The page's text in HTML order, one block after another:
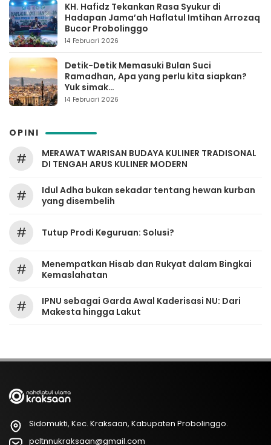
KH. Hafidz Tekankan Rasa Syukur di
Hadapan Jama’ah Haflatul Imtihan Arrozaq
Bucor Probolinggo
14 Februari 2026
Detik-Detik Memasuki Bulan Suci
Ramadhan, Apa yang perlu kita siapkan?
Yuk simak…
14 Februari 2026
OPINI
#
MERAWAT WARISAN BUDAYA KULINER TRADISONAL
DI TENGAH ARUS KULINER MODERN
#
Idul Adha bukan sekadar tentang hewan kurban
yang disembelih
# Tutup Prodi Keguruan: Solusi?
#
Menempatkan Hisab dan Rukyat dalam Bingkai
Kemaslahatan
#
IPNU sebagai Garda Awal Kaderisasi NU: Dari
Makesta hingga Lakut
Sidomukti, Kec. Kraksaan, Kabupaten Probolinggo.
pcltnnukraksaan@gmail.com